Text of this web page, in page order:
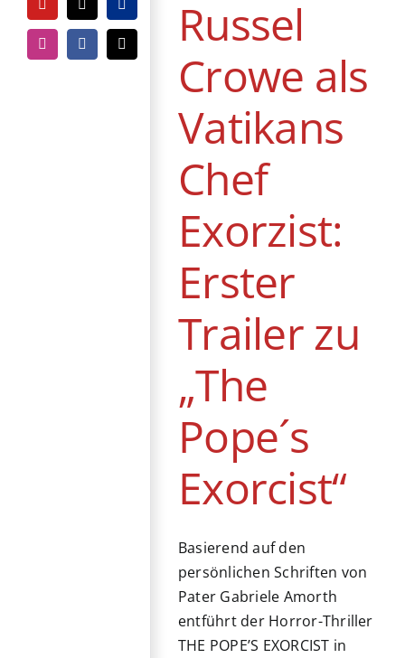
YouTubeTiktokPayPal
InstagramFacebook
E-
Mail
News
Russel
Crowe als
Vatikans
Chef
Exorzist:
Erster
Trailer zu
„The
Pope´s
Exorcist“
Basierend auf den
persönlichen Schriften von
Pater Gabriele Amorth
entführt der Horror-Thriller
THE POPE’S EXORCIST in